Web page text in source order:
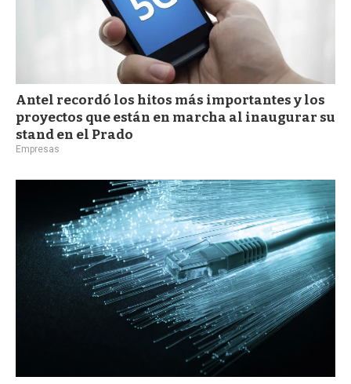
Antel recordó los hitos más importantes y los
proyectos que están en marcha al inaugurar su
stand en el Prado
Empresas